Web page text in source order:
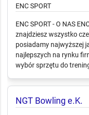
ENC SPORT
ENC SPORT - O NAS
znajdziesz wszystko
posiadamy najwyższej
najlepszych na rynku
wybór sprzętu do
NGT Bowling e.K.